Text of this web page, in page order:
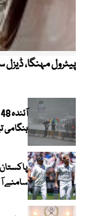
پیٹرول مہنگا،
ہنگامی
سامنے